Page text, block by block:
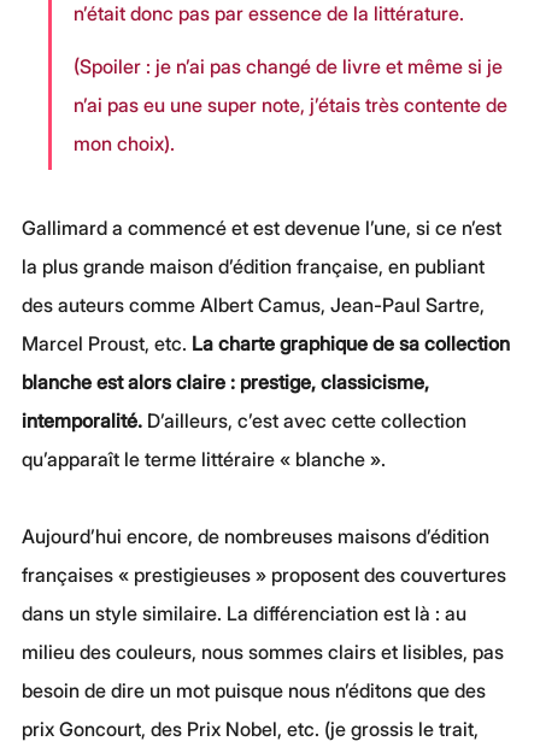
n’était donc pas par essence de la littérature.
(Spoiler : je n’ai pas changé de livre et même si je
n’ai pas eu une super note, j’étais très contente de
mon choix).
Gallimard a commencé et est devenue l’une, si ce n’est
la plus grande maison d’édition française, en publiant
des auteurs comme Albert Camus, Jean-Paul Sartre,
Marcel Proust, etc. La charte graphique de sa collection
blanche est alors claire : prestige, classicisme,
intemporalité. D’ailleurs, c’est avec cette collection
qu’apparaît le terme littéraire « blanche ».
Aujourd’hui encore, de nombreuses maisons d’édition
françaises « prestigieuses » proposent des couvertures
dans un style similaire. La différenciation est là : au
milieu des couleurs, nous sommes clairs et lisibles, pas
besoin de dire un mot puisque nous n’éditons que des
prix Goncourt, des Prix Nobel, etc. (je grossis le trait,